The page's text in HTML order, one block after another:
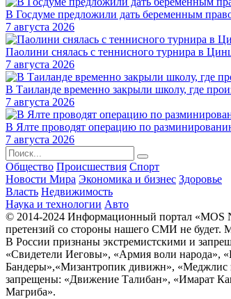
В Госдуме предложили дать беременным
7 августа 2026
Паолини снялась с теннисного турнира в
7 августа 2026
В Таиланде временно закрыли школу, где
7 августа 2026
В Ялте проводят операцию по
7 августа 2026
Общество Происшествия Спорт
Новости Мира Экономика и бизнес Здоровье
Власть Недвижимость
Наука и технологии Авто
© 2014-2024 Информационный портал «MOS
претензий со стороны нашего СМИ не будет.
В России признаны экстремистскими и
«Свидетели Иеговы», «Армия воли
Бандеры»,«Мизантропик дивижн», «Меджлис
запрещены: «Движение Талибан», «Имарат
Магриба».